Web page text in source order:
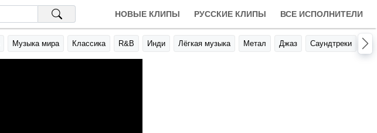
НОВЫЕ КЛИПЫ РУССКИЕ КЛИПЫ ВСЕ ИСПОЛНИТЕЛИ
Музыка мира Классика R&B Инди Лёгкая музыка Метал Джаз Саундтреки